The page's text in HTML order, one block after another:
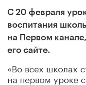
С 20 февраля
воспитания
на Первом
его сайте.
«Во всех школах
на первом уроке